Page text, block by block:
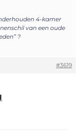
4-kamer
van een oude
?
#3619